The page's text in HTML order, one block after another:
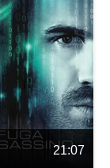
21:07